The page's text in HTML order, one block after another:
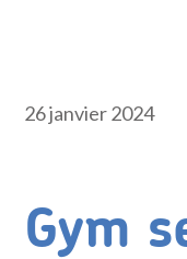
26 janvier 2024
Gym